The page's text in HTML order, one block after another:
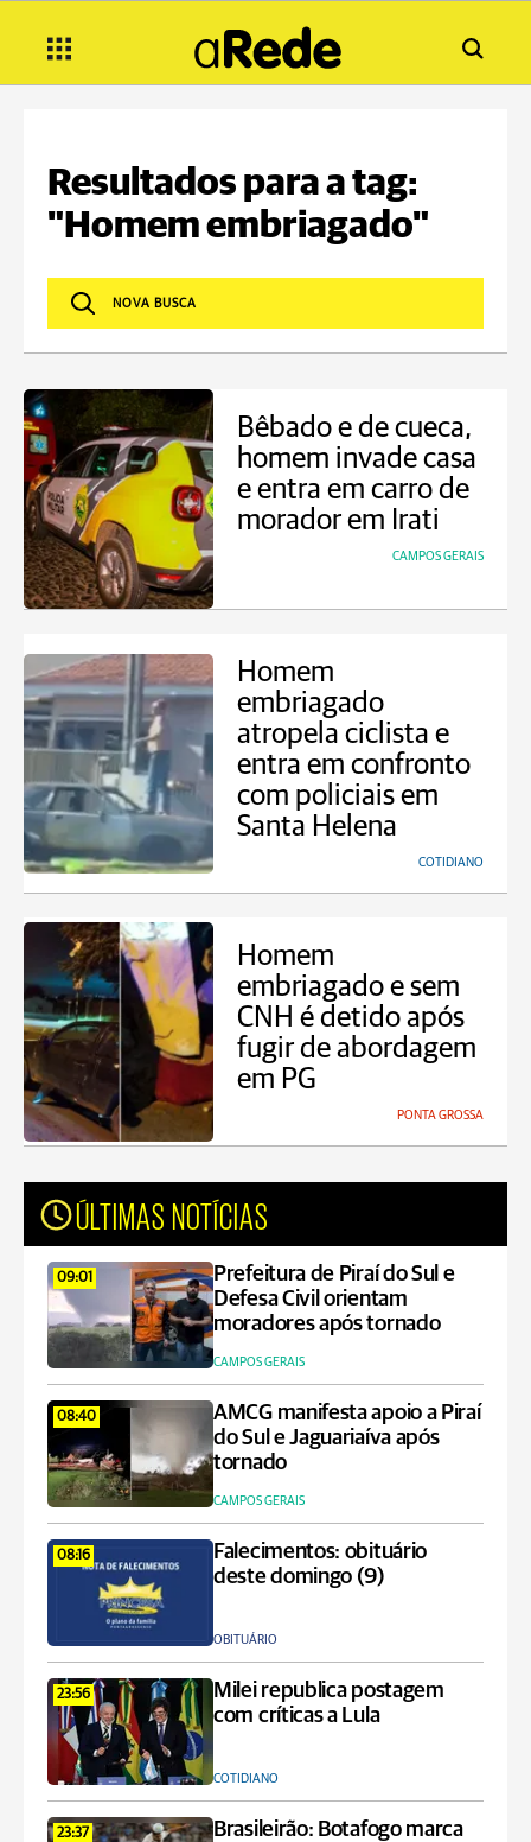
Resultados para a tag:
"Homem embriagado"
Bêbado e de cueca,
homem invade casa
e entra em carro de
morador em Irati
CAMPOS GERAIS
Homem
embriagado
atropela ciclista e
entra em confronto
com policiais em
Santa Helena
COTIDIANO
Homem
embriagado e sem
CNH é detido após
fugir de abordagem
em PG
PONTA GROSSA
ÚLTIMAS NOTÍCIAS
09:01
Prefeitura de Piraí do Sul e
Defesa Civil orientam
moradores após tornado
CAMPOS GERAIS
08:40
AMCG manifesta apoio a Piraí
do Sul e Jaguariaíva após
tornado
CAMPOS GERAIS
08:16
Falecimentos: obituário
deste domingo (9)
OBITUÁRIO
23:56
Milei republica postagem
com críticas a Lula
COTIDIANO
23:37
Brasileirão: Botafogo marca